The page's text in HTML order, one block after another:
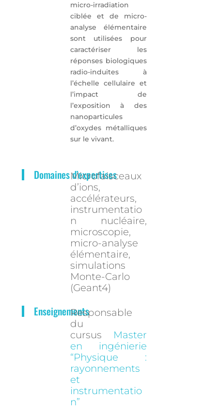
micro-irradiation
ciblée et de micro-
analyse élémentaire
sont utilisées pour
caractériser les
réponses biologiques
radio-induites à
l’échelle cellulaire et
l’impact de
l’exposition à des
nanoparticules
d’oxydes métalliques
sur le vivant.
Domaines d’expertises
Microfaisceaux
d’ions,
accélérateurs,
instrumentatio
n nucléaire,
microscopie,
micro-analyse
élémentaire,
simulations
Monte-Carlo
(Geant4)
EnseignementsResponsable
du
cursus Master
en ingénierie
“Physique :
rayonnements
et
instrumentatio
n”